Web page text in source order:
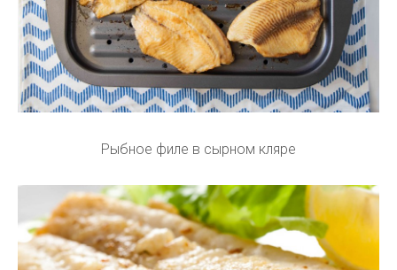
Рыбное филе в сырном кляре